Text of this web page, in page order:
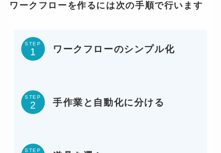
ワークフローを作るには次の手順で行います
STEP
ワークフローのシンプル化
STEP
手作業と自動化に分ける
STEP